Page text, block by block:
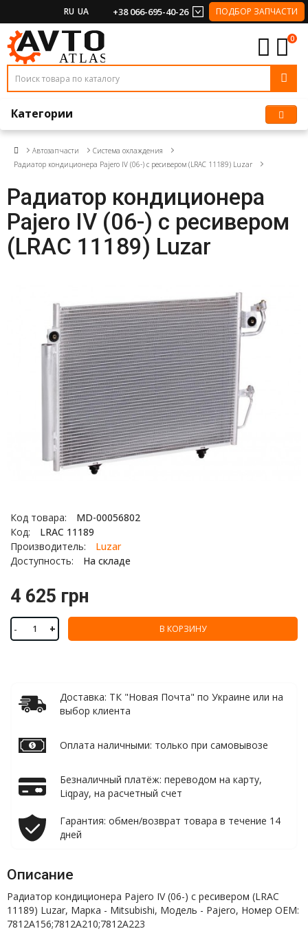
RU UA +38 066-695-40-26 ПОДБОР ЗАПЧАСТИ
0
Категории
Автозапчасти
Система охлаждения
Радиатор кондиционера Pajero IV (06-) с ресивером (LRAC 11189) Luzar
Радиатор кондиционера
Pajero IV (06-) с ресивером
(LRAC 11189) Luzar
Код товара:
MD-00056802
Код:
LRAC 11189
Производитель:
Luzar
Доступность:
На складе
4 625 грн
- + В КОРЗИНУ
Доставка: ТК "Новая Почта" по Украине или на
выбор клиента
Оплата наличными: только при самовывозе
Безналичный платёж: переводом на карту,
Liqpay, на расчетный счет
Гарантия: обмен/возврат товара в течение 14
дней
Описание
Радиатор кондиционера Pajero IV (06-) с ресивером (LRAC
11189) Luzar, Марка - Mitsubishi, Модель - Pajero, Номер OEM:
7812A156;7812A210;7812A223